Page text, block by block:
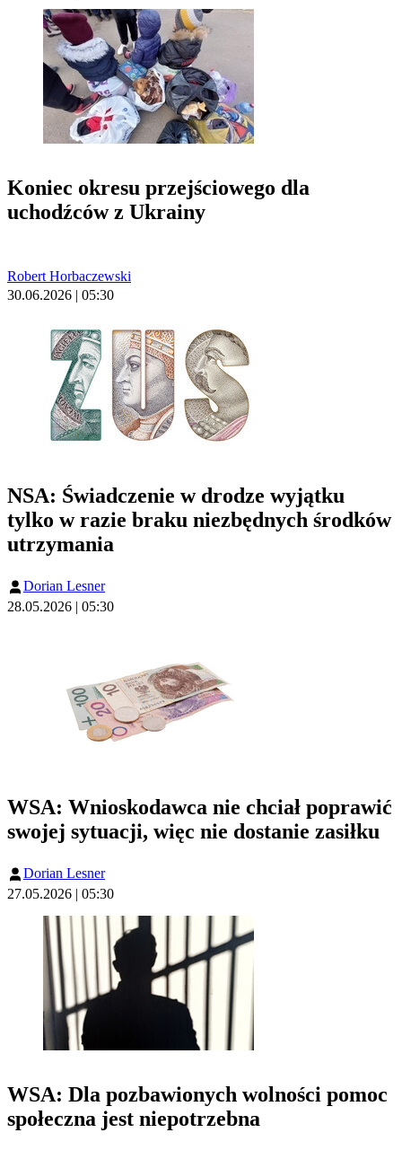
Koniec okresu przejściowego dla
uchodźców z Ukrainy
Robert Horbaczewski
30.06.2026 | 05:30
NSA: Świadczenie w drodze wyjątku
tylko w razie braku niezbędnych środków
utrzymania
Dorian Lesner
28.05.2026 | 05:30
WSA: Wnioskodawca nie chciał poprawić
swojej sytuacji, więc nie dostanie zasiłku
Dorian Lesner
27.05.2026 | 05:30
WSA: Dla pozbawionych wolności pomoc
społeczna jest niepotrzebna